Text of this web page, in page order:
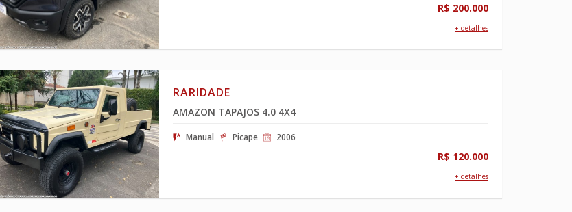
R$ 200.000
+ detalhes
RARIDADE
AMAZON TAPAJOS 4.0 4X4
Manual Picape 2006
R$ 120.000
+ detalhes